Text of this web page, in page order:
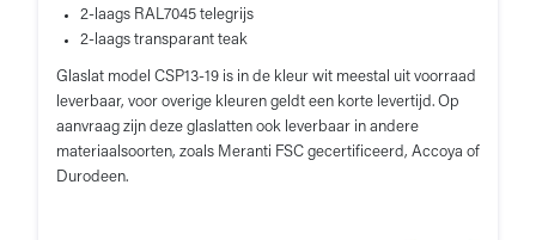
2-laags RAL7045 telegrijs
2-laags transparant teak
Glaslat model CSP13-19 is in de kleur wit meestal uit voorraad
leverbaar, voor overige kleuren geldt een korte levertijd. Op
aanvraag zijn deze glaslatten ook leverbaar in andere
materiaalsoorten, zoals Meranti FSC gecertificeerd, Accoya of
Durodeen.